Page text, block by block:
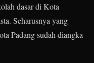
dasar di Kota
Seharusnya yang
Padang sudah diangka